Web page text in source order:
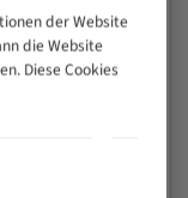
der Website
die Website
Diese Cookies